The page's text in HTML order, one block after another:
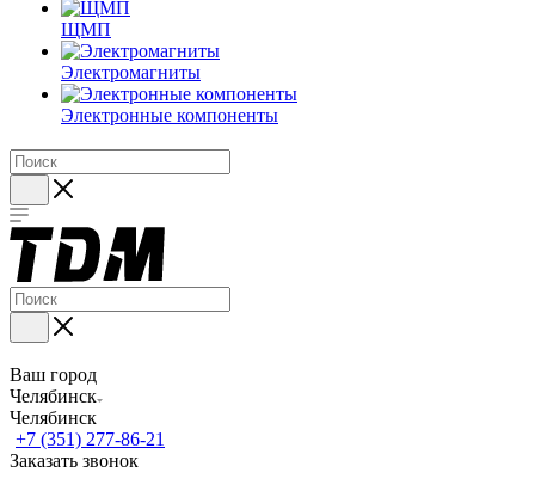
ЩМП
Электромагниты
Электронные компоненты
Ваш город
Челябинск
Челябинск
+7 (351) 277-86-21
Заказать звонок